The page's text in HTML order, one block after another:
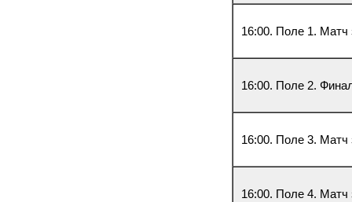
16:00. Поле 1. Матч
16:00. Поле 2.
16:00. Поле 3. Матч
16:00. Поле 4. Матч